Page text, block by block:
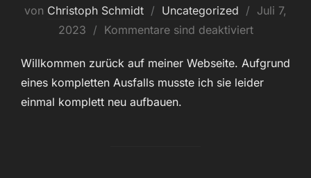
von Christoph Schmidt Uncategorized
Juli 7,
2023
Kommentare sind deaktiviert
Willkommen zurück auf meiner Webseite. Aufgrund
eines kompletten Ausfalls musste ich sie leider
einmal komplett neu aufbauen.